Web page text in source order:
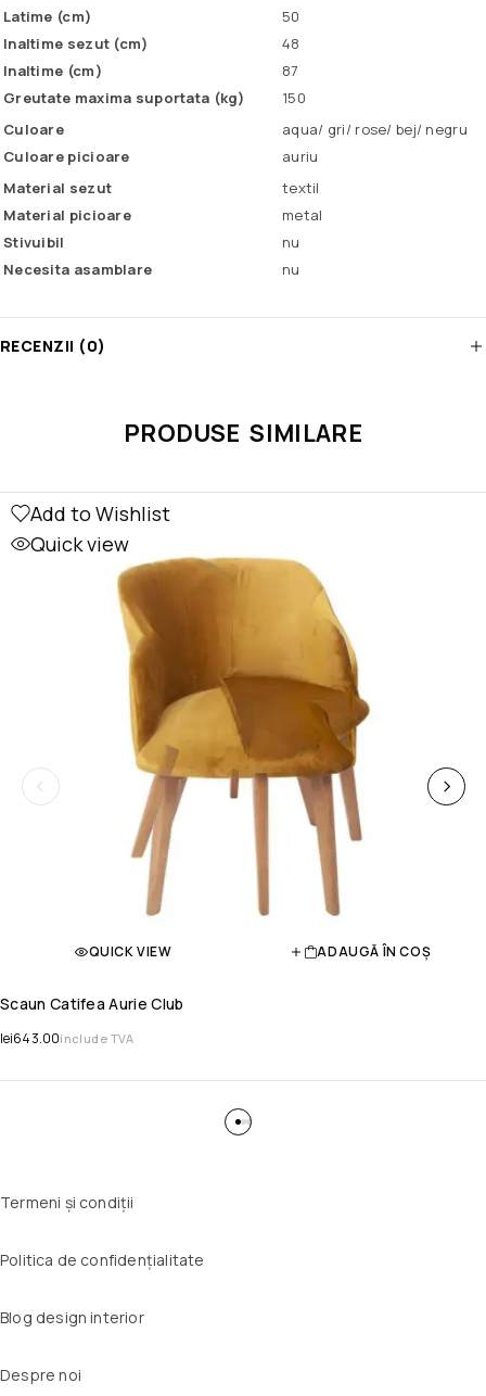
Latime (cm)
50
Inaltime sezut (cm)
48
Inaltime (cm)
87
Greutate maxima suportata (kg)
150
Culoare
aqua/ gri/ rose/ bej/ negru
Culoare picioare
auriu
Material sezut
textil
Material picioare
metal
Stivuibil
nu
Necesita asamblare
nu
RECENZII (0)
PRODUSE SIMILARE
Add to Wishlist
Quick view
QUICK VIEW ADAUGĂ ÎN COȘ
Scaun Catifea Aurie Club
lei643.00include TVA
Termeni și condiții
Politica de confidențialitate
Blog design interior
Despre noi